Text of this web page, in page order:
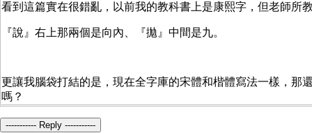
看到這篇實在很錯亂，以前我的教科書上是康熙字，但老師所
『說』右上那兩個是向內、『拋』中間是九。
更讓我腦袋打結的是，現在全字庫的宋體和楷體寫法一樣，那
嗎？
----------- Reply -----------